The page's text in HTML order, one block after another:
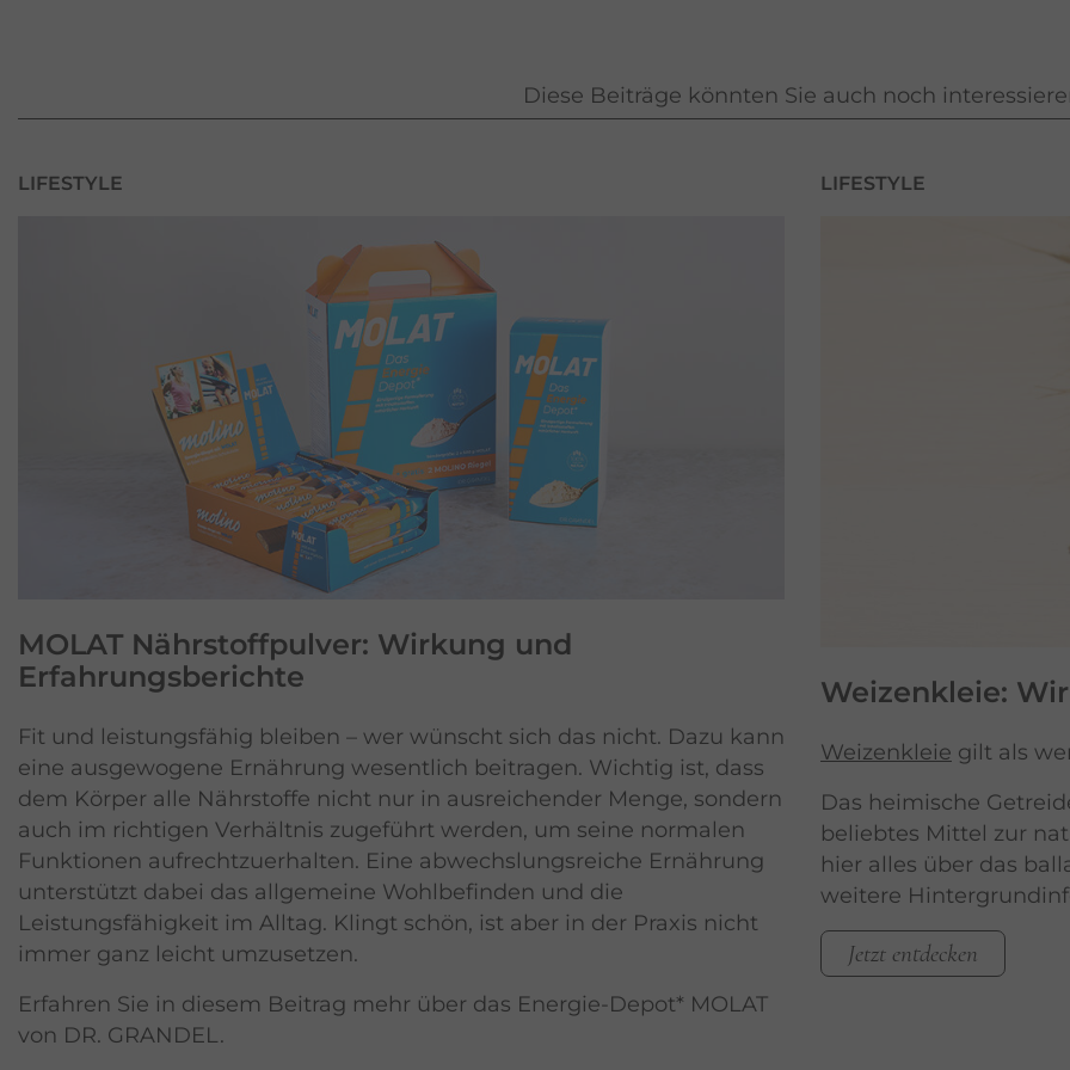
Diese Beiträge könnten Sie auch noch
LIFESTYLE
MOLAT Nährstoffpulver: Wirkung und
Erfahrungsberichte
Fit und leistungsfähig bleiben – wer wünscht sich das nicht. Dazu kann
eine ausgewogene Ernährung wesentlich beitragen. Wichtig ist, dass
dem Körper alle Nährstoffe nicht nur in ausreichender Menge, sondern
auch im richtigen Verhältnis zugeführt werden, um seine normalen
Funktionen aufrechtzuerhalten. Eine abwechslungsreiche Ernährung
unterstützt dabei das allgemeine Wohlbefinden und die
Leistungsfähigkeit im Alltag. Klingt schön, ist aber in der Praxis nicht
immer ganz leicht umzusetzen.
Erfahren Sie in diesem Beitrag mehr über das Energie-Depot* MOLAT
von DR. GRANDEL.
LIFESTYLE
Weizenkleie:
Weizenkleie gilt als
Das heimische
beliebtes Mittel zur
hier alles über das
weitere
Jetzt entdecken